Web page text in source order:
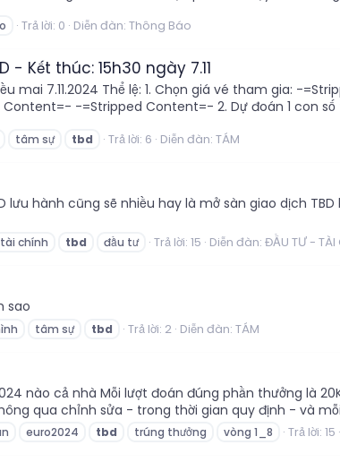
Trả lời: 0 Diễn đàn: Thông Báo
- Kết thúc: 15h30 ngày 7.11
mai 7.11.2024 Thể lệ: 1. Chọn giá vé tham gia: -
-=Stripped Content=- 2. Dự đoán 1 con số
tâm sự tbd Trả lời: 6 Diễn đàn: TÁM
hành cũng sẽ nhiều hay là mở sàn giao dịch
tài chính tbd đầu tư Trả lời: 15 Diễn đàn: ĐẦU TƯ - TÀI
sao
tâm sự tbd Trả lời: 2 Diễn đàn: TÁM
nào cả nhà Mỗi lượt đoán đúng phần thưởng là
qua chỉnh sửa - trong thời gian quy định - và mỗi
euro2024 tbd trúng thưởng vòng 1_8 Trả lời: 15